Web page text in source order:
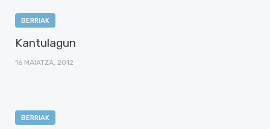
BERRIAK
Kantulagun
16 MAIATZA, 2012
BERRIAK